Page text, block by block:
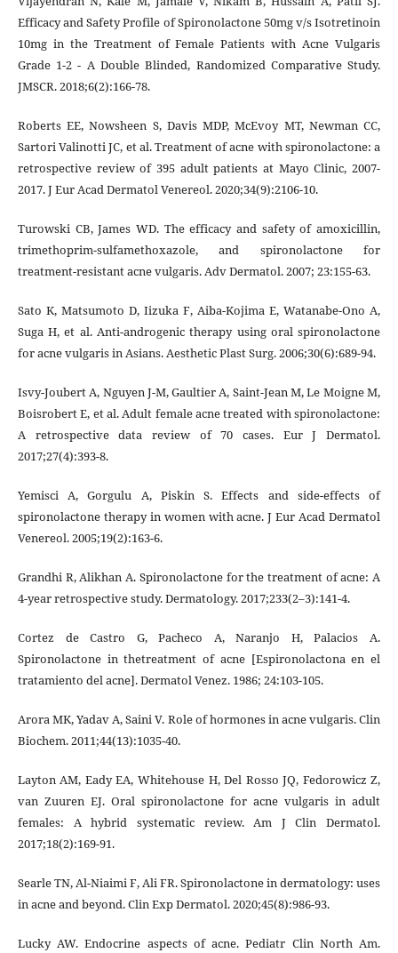
Efficacy and Safety Profile of Spironolactone 50mg v/s Isotretinoin
10mg in the Treatment of Female Patients with Acne Vulgaris
Grade 1-2 - A Double Blinded, Randomized Comparative Study.
JMSCR. 2018;6(2):166-78.
Roberts EE, Nowsheen S, Davis MDP, McEvoy MT, Newman CC,
Sartori Valinotti JC, et al. Treatment of acne with spironolactone: a
retrospective review of 395 adult patients at Mayo Clinic, 2007-
2017. J Eur Acad Dermatol Venereol. 2020;34(9):2106-10.
Turowski CB, James WD. The efficacy and safety of amoxicillin,
trimethoprim-sulfamethoxazole, and spironolactone for
treatment-resistant acne vulgaris. Adv Dermatol. 2007; 23:155-63.
Sato K, Matsumoto D, Iizuka F, Aiba-Kojima E, Watanabe-Ono A,
Suga H, et al. Anti-androgenic therapy using oral spironolactone
for acne vulgaris in Asians. Aesthetic Plast Surg. 2006;30(6):689-94.
Isvy-Joubert A, Nguyen J-M, Gaultier A, Saint-Jean M, Le Moigne M,
Boisrobert E, et al. Adult female acne treated with spironolactone:
A retrospective data review of 70 cases. Eur J Dermatol.
2017;27(4):393-8.
Yemisci A, Gorgulu A, Piskin S. Effects and side-effects of
spironolactone therapy in women with acne. J Eur Acad Dermatol
Venereol. 2005;19(2):163-6.
Grandhi R, Alikhan A. Spironolactone for the treatment of acne: A
4-year retrospective study. Dermatology. 2017;233(2–3):141-4.
Cortez de Castro G, Pacheco A, Naranjo H, Palacios A.
Spironolactone in thetreatment of acne [Espironolactona en el
tratamiento del acne]. Dermatol Venez. 1986; 24:103-105.
Arora MK, Yadav A, Saini V. Role of hormones in acne vulgaris. Clin
Biochem. 2011;44(13):1035-40.
Layton AM, Eady EA, Whitehouse H, Del Rosso JQ, Fedorowicz Z,
van Zuuren EJ. Oral spironolactone for acne vulgaris in adult
females: A hybrid systematic review. Am J Clin Dermatol.
2017;18(2):169-91.
Searle TN, Al-Niaimi F, Ali FR. Spironolactone in dermatology: uses
in acne and beyond. Clin Exp Dermatol. 2020;45(8):986-93.
Lucky AW. Endocrine aspects of acne. Pediatr Clin North Am.